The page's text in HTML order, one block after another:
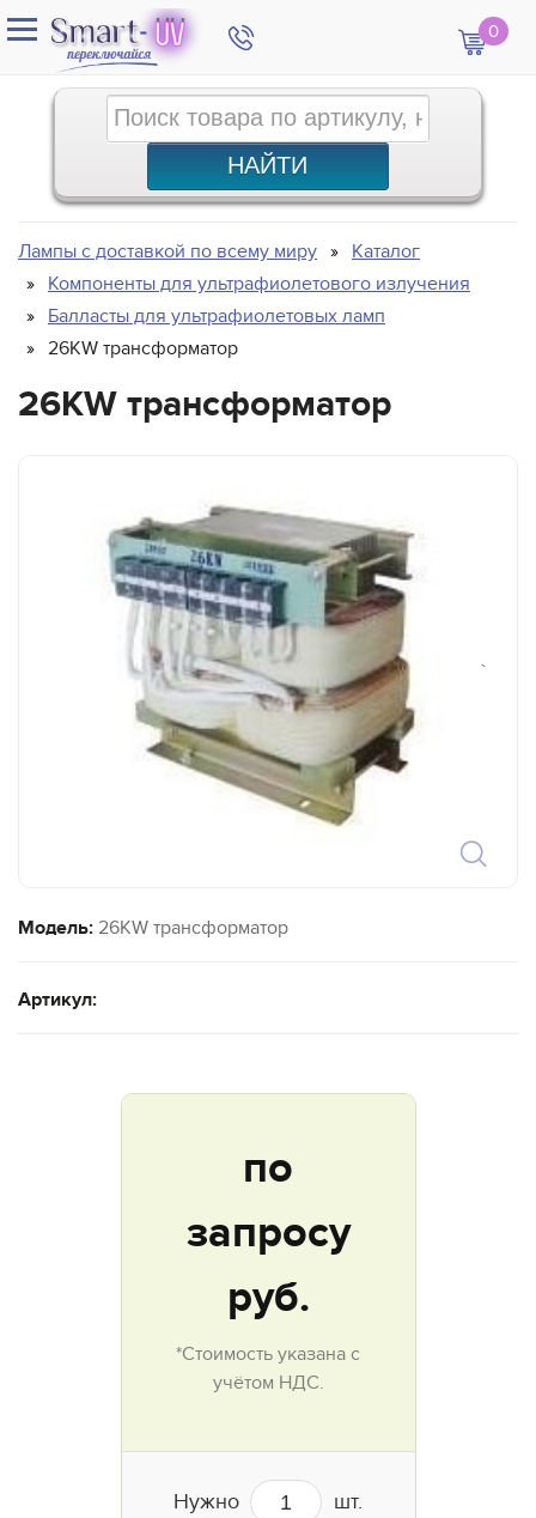
0
Лампы с доставкой по всему миру
Каталог
Компоненты для ультрафиолетового излучения
Балласты для ультрафиолетовых ламп
26KW трансформатор
26KW трансформатор
`
Модель: 26KW трансформатор
Артикул:
по
запросу
руб.
*Стоимость указана с
учётом НДС.
Нужно шт.